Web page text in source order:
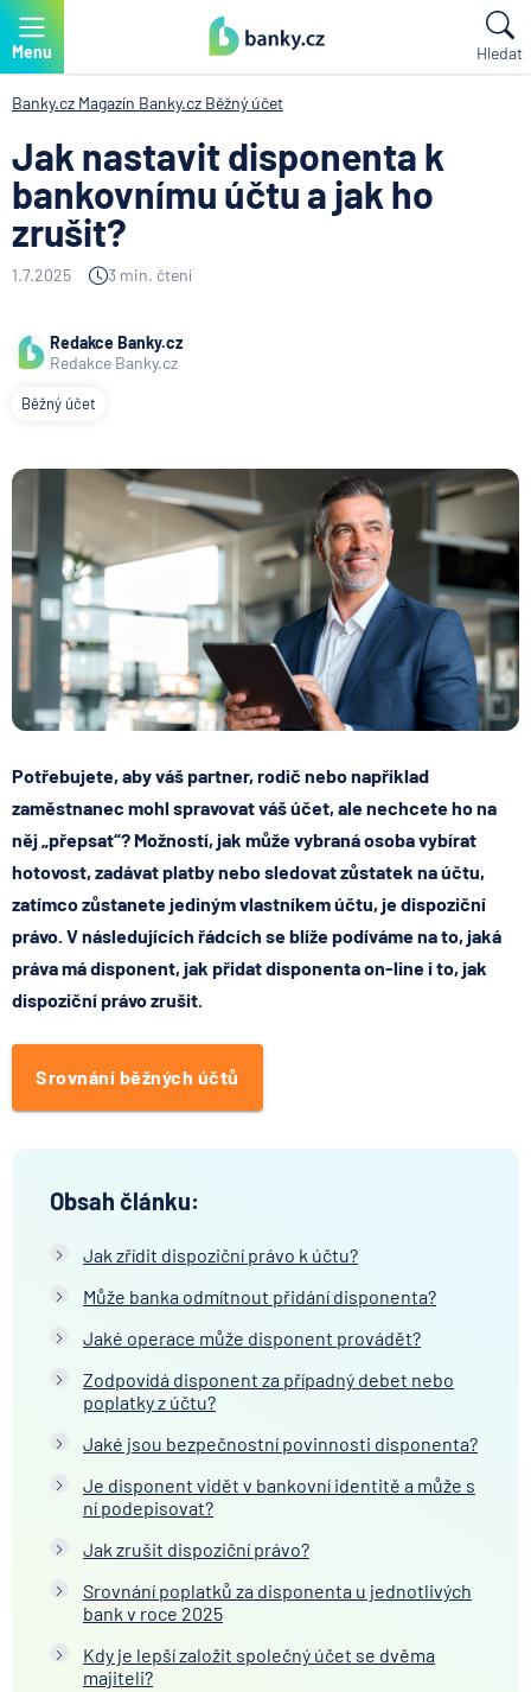
Menu Hledat
Banky.cz Magazín Banky.cz Běžný účet
Jak nastavit disponenta k
bankovnímu účtu a jak ho
zrušit?
1.7.2025 3 min. čtení
Redakce Banky.cz
Redakce Banky.cz
Běžný účet
Potřebujete, aby váš partner, rodič nebo například
zaměstnanec mohl spravovat váš účet, ale nechcete ho na
něj „přepsat“? Možností, jak může vybraná osoba vybírat
hotovost, zadávat platby nebo sledovat zůstatek na účtu,
zatímco zůstanete jediným vlastníkem účtu, je dispoziční
právo. V následujících řádcích se blíže podíváme na to, jaká
práva má disponent, jak přidat disponenta on-line i to, jak
dispoziční právo zrušit.
Srovnání běžných účtů
Obsah článku:
Jak zřídit dispoziční právo k účtu?
Může banka odmítnout přidání disponenta?
Jaké operace může disponent provádět?
Zodpovídá disponent za případný debet nebo
poplatky z účtu?
Jaké jsou bezpečnostní povinnosti disponenta?
Je disponent vidět v bankovní identitě a může s
ní podepisovat?
Jak zrušit dispoziční právo?
Srovnání poplatků za disponenta u jednotlivých
bank v roce 2025
Kdy je lepší založit společný účet se dvěma
majiteli?